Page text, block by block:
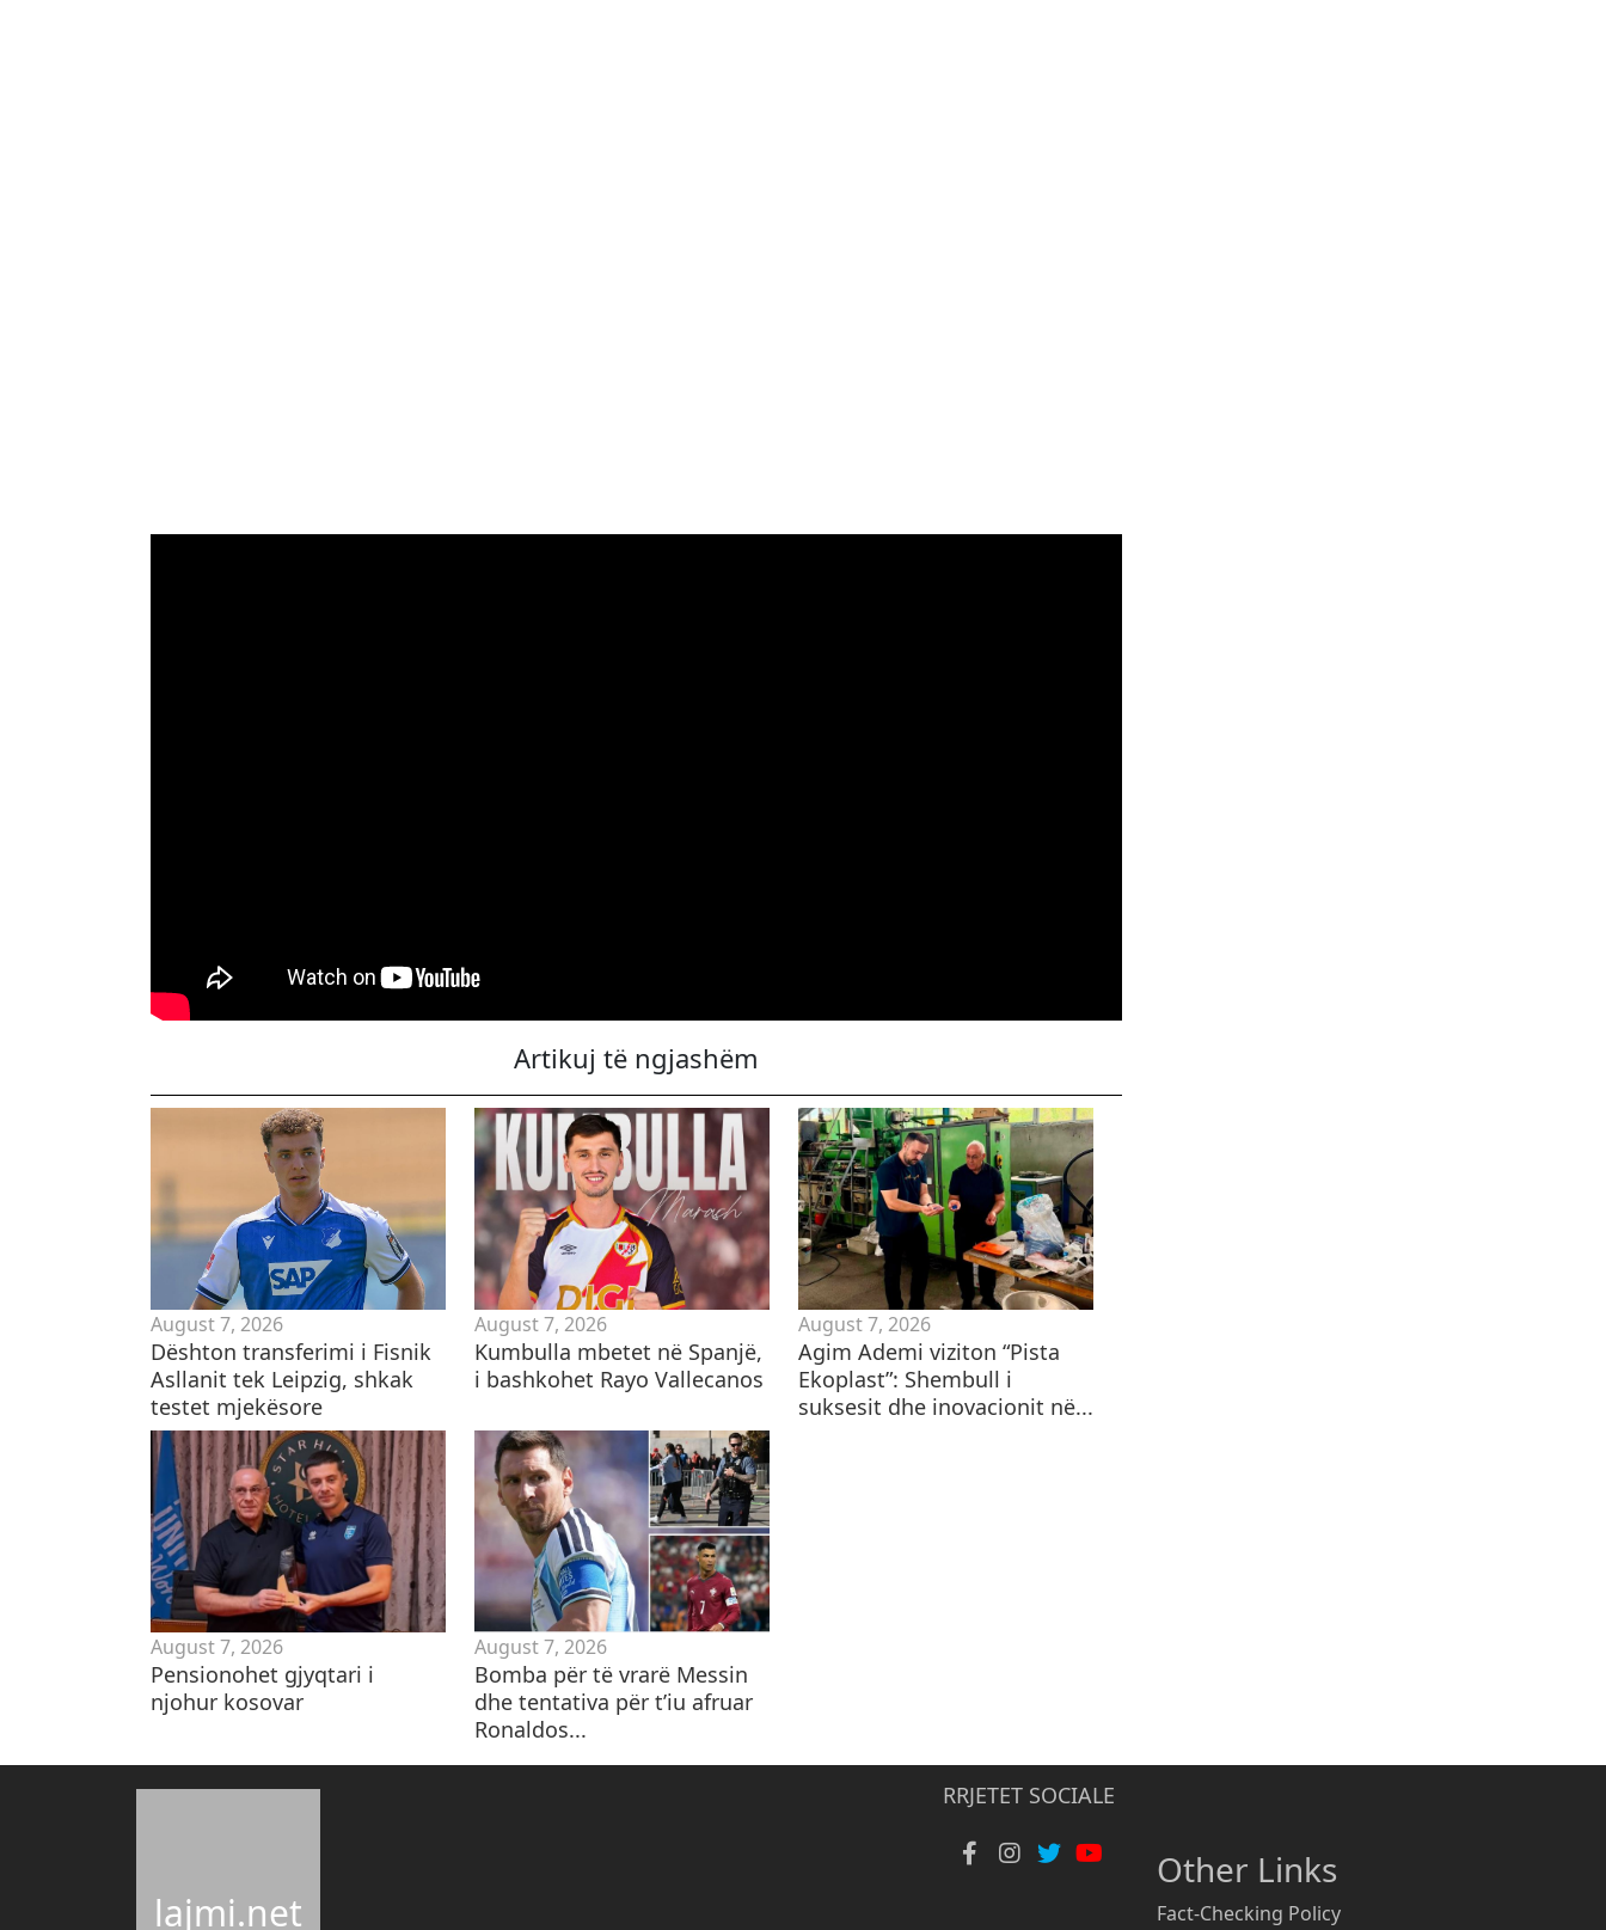
Artikuj të ngjashëm
August 7, 2026
Dështon transferimi i Fisnik
Asllanit tek Leipzig, shkak
testet mjekësore
August 7, 2026
Kumbulla mbetet në Spanjë,
i bashkohet Rayo Vallecanos
August 7, 2026
Agim Ademi viziton “Pista
Ekoplast”: Shembull i
suksesit dhe inovacionit në...
August 7, 2026
Pensionohet gjyqtari i
njohur kosovar
August 7, 2026
Bomba për të vrarë Messin
dhe tentativa për t’iu afruar
Ronaldos...
lajmi.net
RRJETET SOCIALE
Other Links
Fact-Checking Policy